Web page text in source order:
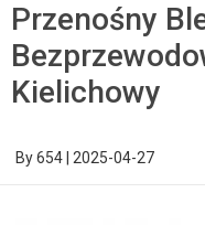
Przenośny
Kielichowy
By654 2025-04-27